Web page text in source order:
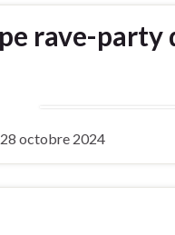
rave-party
octobre 2024